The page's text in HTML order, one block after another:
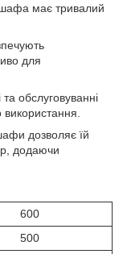
шафа має тривалий
для
обслуговуванні
дозволяє їй
додаючи
600
500